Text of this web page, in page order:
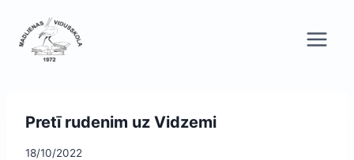
content
Pretī rudenim uz Vidzemi
18/10/2022